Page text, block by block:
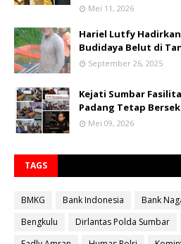
Mei 11, 2026
Hariel Lutfy
Budidaya Belut di
September 26, 2025
Kejati Sumbar
Padang Tetap
Mei 09, 2026
TAGS
BMKG Bank Indonesia Bank
Bengkulu
Dirlantas Polda Sumbar